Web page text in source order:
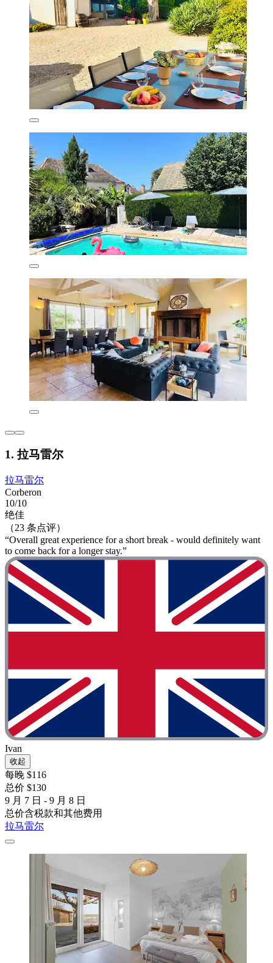
1. 拉马雷尔
拉马雷尔
Corberon
10/10
绝佳
（23 条点评）
“Overall great experience for a short break - would definitely want
to come back for a longer stay.”
Ivan
收起
每晚 $116
总价 $130
9 月 7 日 - 9 月 8 日
总价含税款和其他费用
拉马雷尔